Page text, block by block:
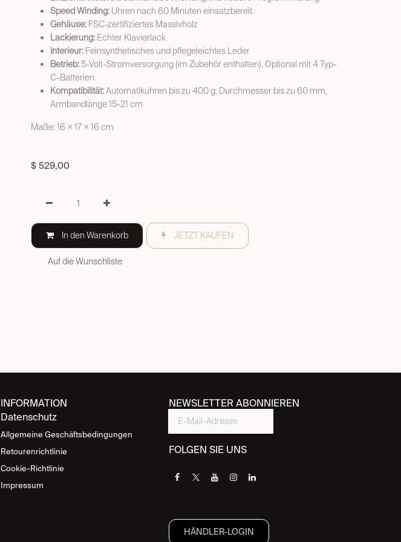
Speed Winding: Uhren nach 60 Minuten einsatzbereit.
Gehäuse: FSC-zertifiziertes Massivholz
Lackierung: Echter Klavierlack
Interieur: Feinsynthetisches und pflegeleichtes Leder
Betrieb:5-Volt-Stromversorgung (im Zubehör enthalten). Optional mit 4 Typ-
C-Batterien
Kompatibilität:Automatikuhren bis zu 400 g, Durchmesser bis zu 60 mm,
Armbandlänge 15-21 cm
Maße: 16 × 17 × 16 cm
$ 529,00
In den Warenkorb JETZT KAUFEN
Auf die Wunschliste
NEWSLETTER ABONNIEREN
FOLGEN SIE UNS
INFORMATION
Datenschutz
Allgemeine Geschäftsbedingungen
Retourenrichtlinie
Cookie-Richtlinie
Impressum
HÄNDLER-LOGIN